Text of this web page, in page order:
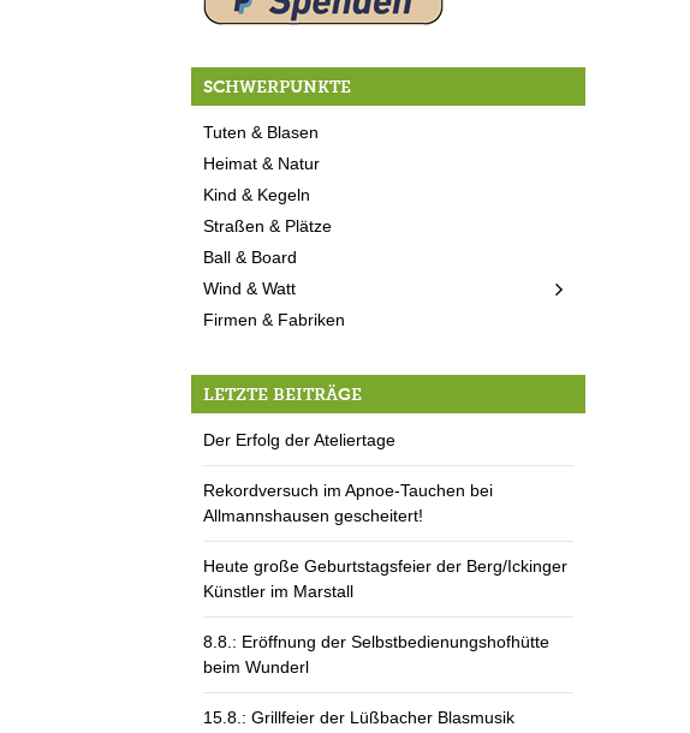
SCHWERPUNKTE
Tuten & Blasen
Heimat & Natur
Kind & Kegeln
Straßen & Plätze
Ball & Board
Wind & Watt
Firmen & Fabriken
LETZTE BEITRÄGE
Der Erfolg der Ateliertage
Rekordversuch im Apnoe-Tauchen bei
Allmannshausen gescheitert!
Heute große Geburtstagsfeier der Berg/Ickinger
Künstler im Marstall
8.8.: Eröffnung der Selbstbedienungshofhütte
beim Wunderl
15.8.: Grillfeier der Lüßbacher Blasmusik